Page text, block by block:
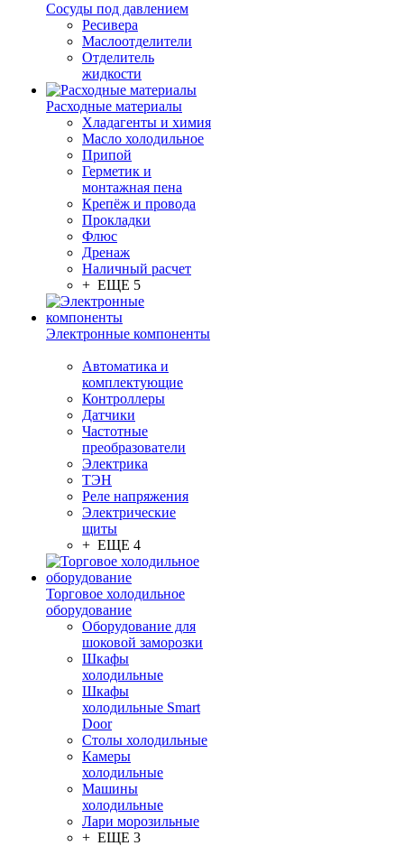
Сосуды под давлением
Ресивера
Маслоотделители
Отделитель
жидкости
Расходные материалы
Хладагенты и химия
Масло холодильное
Припой
Герметик и
монтажная пена
Крепёж и провода
Прокладки
Флюс
Дренаж
Наличный расчет
+ ЕЩЕ 5
Электронные компоненты
Автоматика и
комплектующие
Контроллеры
Датчики
Частотные
преобразователи
Электрика
ТЭН
Реле напряжения
Электрические
щиты
+ ЕЩЕ 4
Торговое холодильное
оборудование
Оборудование для
шоковой заморозки
Шкафы
холодильные
Шкафы
холодильные Smart
Door
Столы холодильные
Камеры
холодильные
Машины
холодильные
Лари морозильные
+ ЕЩЕ 3